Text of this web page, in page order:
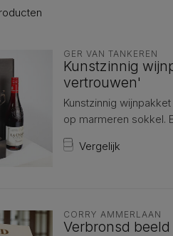
GER VAN TANKEREN
Kunstzinnig
vertrouwen'
Kunstzinnig
op marmeren sokkel.
Vergelijk
CORRY AMMERLAAN
Verbronsd